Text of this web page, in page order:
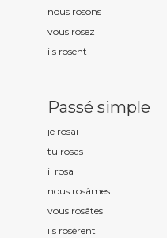
nous rosons
vous rosez
ils rosent
Passé simple
je rosai
tu rosas
il rosa
nous rosâmes
vous rosâtes
ils rosèrent